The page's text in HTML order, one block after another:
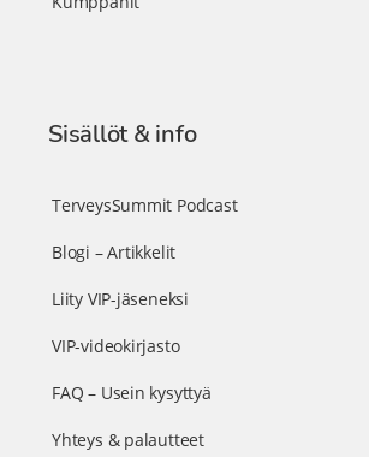
Sisällöt & info
TerveysSummit Podcast
Blogi – Artikkelit
Liity VIP-jäseneksi
VIP-videokirjasto
FAQ – Usein kysyttyä
Yhteys & palautteet